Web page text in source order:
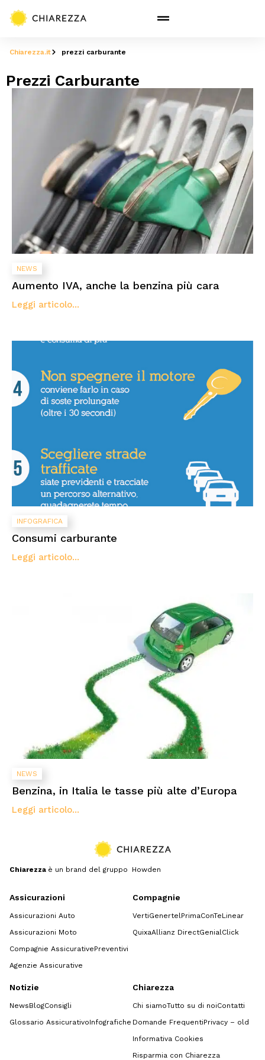
Chiarezza.it prezzi carburante
Prezzi Carburante
NEWS
Aumento IVA, anche la benzina più cara
Leggi articolo...
INFOGRAFICA
Consumi carburante
Leggi articolo...
NEWS
Benzina, in Italia le tasse più alte d’Europa
Leggi articolo...
Chiarezza è un brand del gruppo Howden
Assicurazioni
Assicurazioni Auto
Assicurazioni Moto
Compagnie AssicurativePreventivi
Agenzie Assicurative
Compagnie
VertiGenertel PrimaConTeLinear
QuixaAllianz DirectGenialClick
Notizie
NewsBlogConsigli
Glossario AssicurativoInfografiche
Chiarezza
Chi siamoTutto su di noiContatti
Domande FrequentiPrivacy – old
Informativa Cookies
Risparmia con Chiarezza